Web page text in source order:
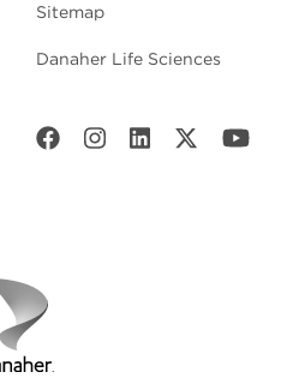
Sitemap
Danaher Life Sciences